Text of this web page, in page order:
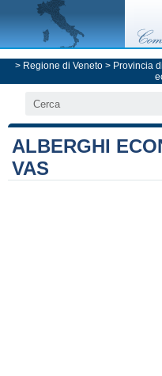
> Regione di Veneto> Provincia
ALBERGHI
VAS